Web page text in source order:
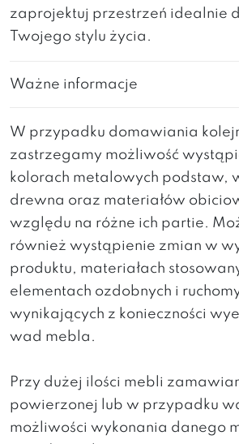
zaprojektuj przestrzeń idealnie
Twojego stylu życia.
Ważne informacje
W przypadku domawiania
zastrzegamy możliwość
kolorach metalowych podstaw,
drewna oraz materiałów
względu na różne ich partie.
również wystąpienie zmian w
produktu, materiałach
elementach ozdobnych i
wynikających z konieczności
wad mebla.
Przy dużej ilości mebli
powierzonej lub w przypadku
możliwości wykonania danego